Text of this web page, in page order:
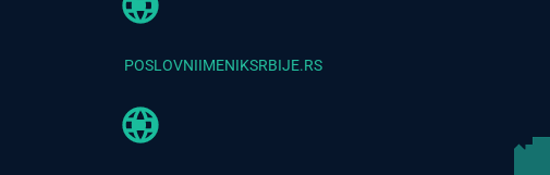
POSLOVNIIMENIKSRBIJE.RS